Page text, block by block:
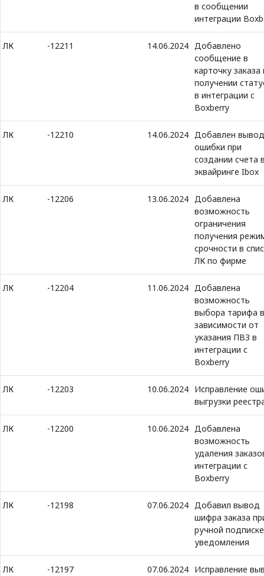
в сообщении
интеграции
ЛК -12211 14.06.2024 Добавлено
сообщение в
карточку заказа
получении
в интеграции с
Boxberry
ЛК -12210 14.06.2024 Добавлен вывод
ошибки при
создании счета
эквайринге Ibox
ЛК -12206 13.06.2024 Добавлена
возможность
ограничения
получения
срочности в
ЛК по фирме
ЛК -12204 11.06.2024 Добавлена
возможность
выбора тарифа в
зависимости от
указания ПВЗ в
интеграции с
Boxberry
ЛК -12203 10.06.2024 Исправление
выгрузки
ЛК -12200 10.06.2024 Добавлена
возможность
удаления
интеграции с
Boxberry
ЛК -12198 07.06.2024 Добавил вывод
шифра заказа
ручной
уведомления
ЛК -12197 07.06.2024 Исправление